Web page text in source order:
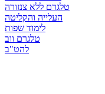
טלגרם ללא צנזורה
העלייה והקליטה
לימוד שפות
טלגרם ווב
להט"ב